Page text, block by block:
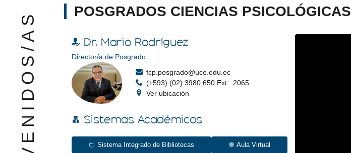
Visor de contenido webPOSGRADOS CIENCIAS PSICOLÓGICAS
Dr. Mario Rodríguez
Director/a de Posgrado
fcp.posgrado@uce.edu.ec
(+593) (02) 3980 650 Ext.: 2065
Ver ubicación
Sistemas Académicos
Sistema Integrado de Bibliotecas Aula Virtual